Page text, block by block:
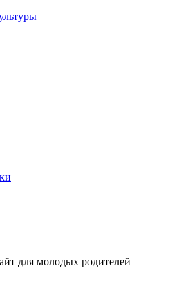
для молодых родителей